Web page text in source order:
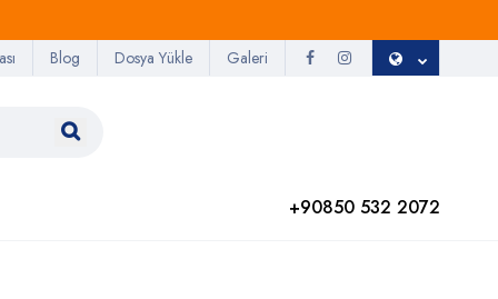
Blog Dosya Yükle Galeri
+90850 532 2072